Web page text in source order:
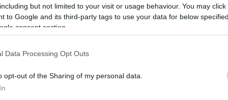
but not limited to your visit or usage behaviour. You may
to Google and its third-party tags to use your data for below
consent section.
Data Processing Opt Outs
opt-out of the Sharing of my personal data.